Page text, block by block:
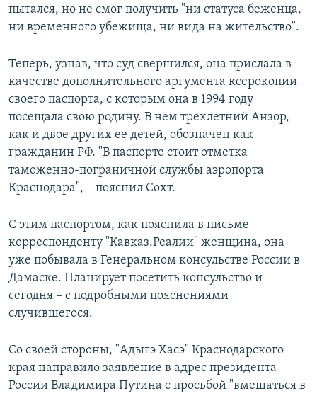
пытался, но не смог получить "ни статуса беженца,
ни временного убежища, ни вида на жительство".
Теперь, узнав, что суд свершился, она прислала в
качестве дополнительного аргумента ксерокопии
своего паспорта, с которым она в 1994 году
посещала свою родину. В нем трехлетний Анзор,
как и двое других ее детей, обозначен как
гражданин РФ. "В паспорте стоит отметка
таможенно-пограничной службы аэропорта
Краснодара", – пояснил Сохт.
С этим паспортом, как пояснила в письме
корреспонденту "Кавказ.Реалии" женщина, она
уже побывала в Генеральном консульстве России в
Дамаске. Планирует посетить консульство и
сегодня – с подробными пояснениями
случившегося.
Со своей стороны, "Адыгэ Хасэ" Краснодарского
края направило заявление в адрес президента
России Владимира Путина с просьбой "вмешаться в